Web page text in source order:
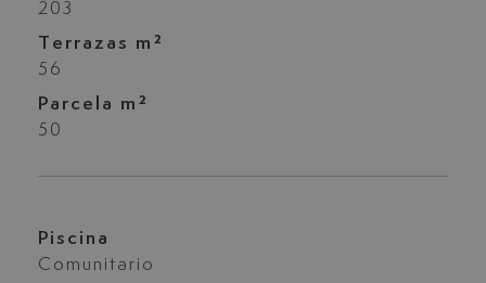
203
Terrazas m²
56
Parcela m²
50
Piscina
Comunitario